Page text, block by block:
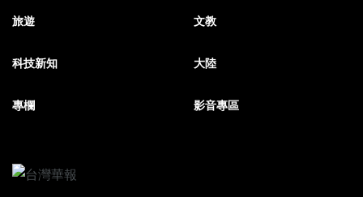
旅遊 文教
科技新知 大陸
專欄 影音專區